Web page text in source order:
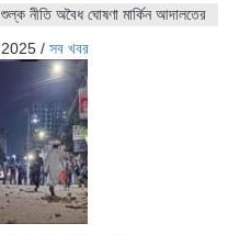
নীতি অবৈধ ঘোষণা মার্কিন আদালতের
/ সব খবর